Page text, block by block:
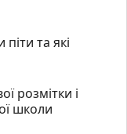
та які
розмітки і
школи